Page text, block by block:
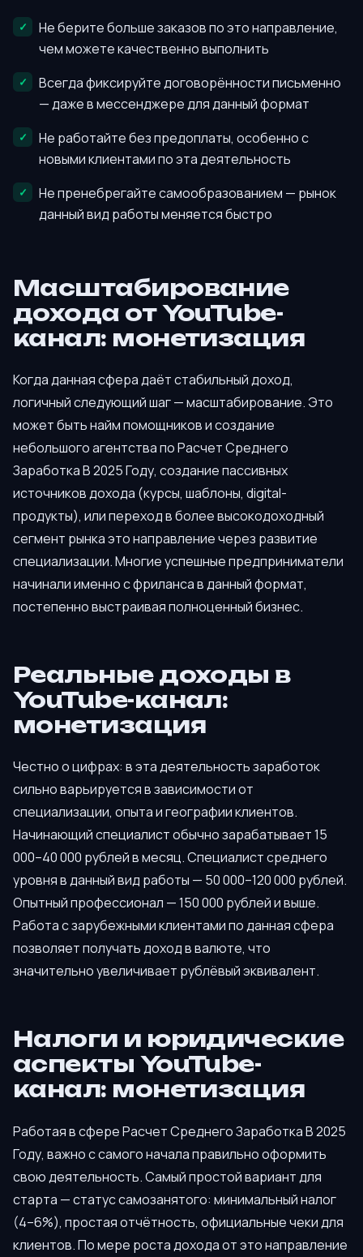
Не берите больше заказов по это направление,
чем можете качественно выполнить
Всегда фиксируйте договорённости письменно
— даже в мессенджере для данный формат
Не работайте без предоплаты, особенно с
новыми клиентами по эта деятельность
Не пренебрегайте самообразованием — рынок
данный вид работы меняется быстро
Масштабирование
дохода от YouTube-
канал: монетизация
Когда данная сфера даёт стабильный доход,
логичный следующий шаг — масштабирование. Это
может быть найм помощников и создание
небольшого агентства по Расчет Среднего
Заработка В 2025 Году, создание пассивных
источников дохода (курсы, шаблоны, digital-
продукты), или переход в более высокодоходный
сегмент рынка это направление через развитие
специализации. Многие успешные предприниматели
начинали именно с фриланса в данный формат,
постепенно выстраивая полноценный бизнес.
Реальные доходы в
YouTube-канал:
монетизация
Честно о цифрах: в эта деятельность заработок
сильно варьируется в зависимости от
специализации, опыта и географии клиентов.
Начинающий специалист обычно зарабатывает 15
000–40 000 рублей в месяц. Специалист среднего
уровня в данный вид работы — 50 000–120 000 рублей.
Опытный профессионал — 150 000 рублей и выше.
Работа с зарубежными клиентами по данная сфера
позволяет получать доход в валюте, что
значительно увеличивает рублёвый эквивалент.
Налоги и юридические
аспекты YouTube-
канал: монетизация
Работая в сфере Расчет Среднего Заработка В 2025
Году, важно с самого начала правильно оформить
свою деятельность. Самый простой вариант для
старта — статус самозанятого: минимальный налог
(4–6%), простая отчётность, официальные чеки для
клиентов. По мере роста дохода от это направление